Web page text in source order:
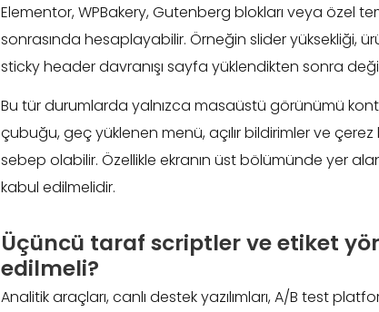
Elementor, WPBakery, Gutenberg blokları veya özel
sonrasında hesaplayabilir. Örneğin slider yüksekliği,
sticky header davranışı sayfa yüklendikten sonra
Bu tür durumlarda yalnızca masaüstü görünümü
çubuğu, geç yüklenen menü, açılır bildirimler ve
sebep olabilir. Özellikle ekranın üst bölümünde yer
kabul edilmelidir.
Üçüncü taraf scriptler ve etiket
edilmeli?
Analitik araçları, canlı destek yazılımları, A/B test